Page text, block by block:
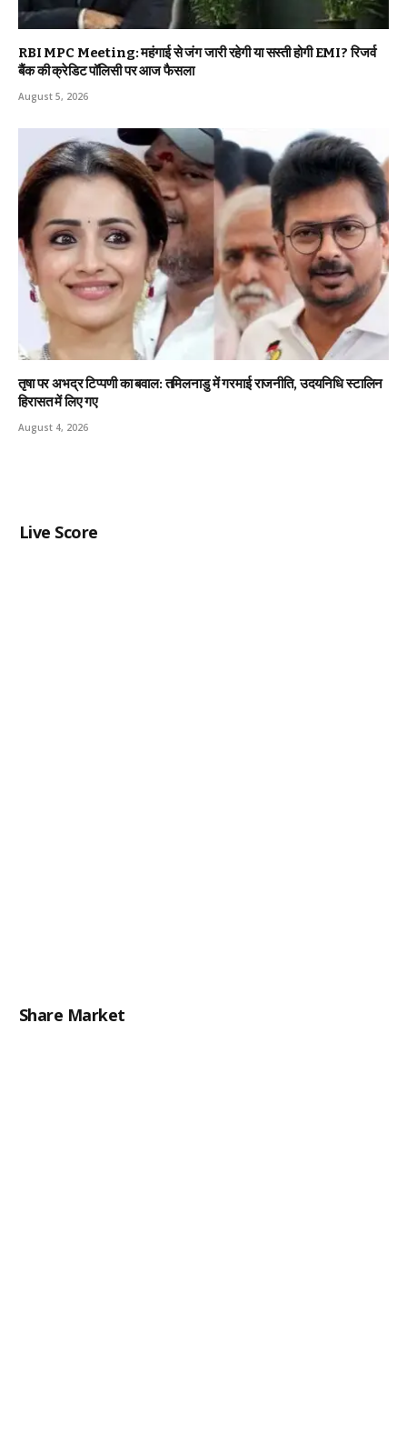
RBI MPC Meeting: महंगाई से जंग जारी रहेगी या सस्ती होगी EMI? रिजर्व
बैंक की क्रेडिट पॉलिसी पर आज फैसला
August 5, 2026
तृषा पर अभद्र टिप्पणी का बवाल: तमिलनाडु में गरमाई राजनीति, उदयनिधि स्टालिन
हिरासत में लिए गए
August 4, 2026
Live Score
Share Market